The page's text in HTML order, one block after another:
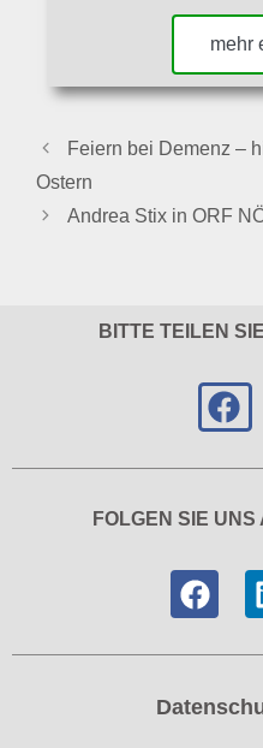
mehr
Feiern bei Demenz –
Ostern
Andrea Stix in ORF
BITTE TEILEN
FOLGEN SIE